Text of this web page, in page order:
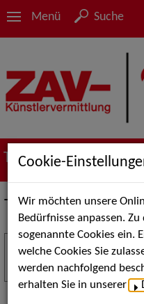
Menü Suche
Termine
Termine
Stuttgart
Kunst, Live-Acts
Familien. Die
18
JUL
Cookie-
Wir möchten unsere
Bedürfnisse anpassen.
sogenannte Cookies ein.
welche Cookies Sie
werden nachfolgend
erhalten Sie in unserer